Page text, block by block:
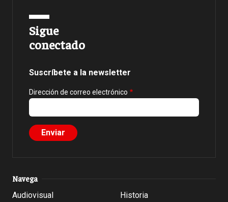
Sigue
conectado
Suscríbete a la newsletter
Dirección de correo electrónico
Navega
Audiovisual
Historia